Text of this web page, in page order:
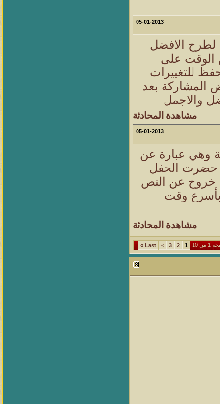
05-01-2013
لطرح الافضل
على
للتغييرات
المشاركة بعد
والاجمل
مشاهدة المحادثة
05-01-2013
وهي عبارة عن
حضرت الحفل
خروج عن النص
بأسرع وقت
مشاهدة المحادثة
من 10 1
2
3
>
Last
»